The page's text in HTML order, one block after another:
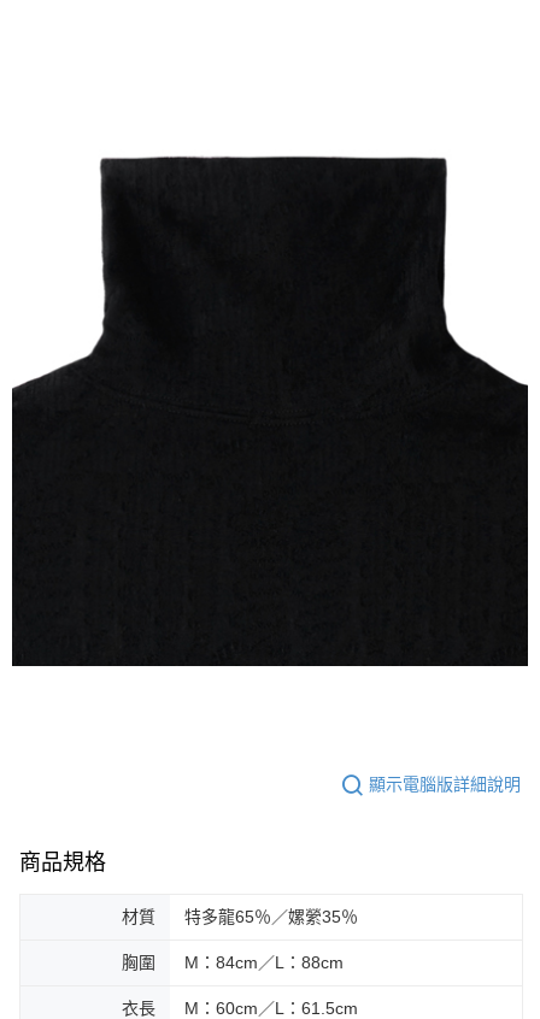
顯示電腦版詳細說明
商品規格
材質 特多龍65％／嫘縈35％
胸圍 M：84cm／L：88cm
衣長 M：60cm／L：61.5cm